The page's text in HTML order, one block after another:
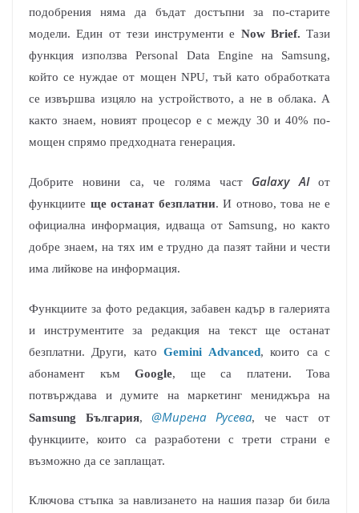
подобрения няма да бъдат достъпни за по-старите
модели. Един от тези инструменти е Now Brief. Тази
функция използва Personal Data Engine на Samsung,
който се нуждае от мощен NPU, тъй като обработката
се извършва изцяло на устройството, а не в облака. А
както знаем, новият процесор е с между 30 и 40% по-
мощен спрямо предходната генерация.
Добрите новини са, че голяма част Galaxy AIот
функциите ще останат безплатни. И отново, това не е
официална информация, идваща от Samsung, но както
добре знаем, на тях им е трудно да пазят тайни и чести
има лийкове на информация.
Функциите за фото редакция, забавен кадър в галерията
и инструментите за редакция на текст ще останат
безплатни. Други, катоGemini Advanced, които са с
абонамент към Google, ще са платени. Това
потвърждава и думите на маркетинг мениджъра на
Samsung България,@Мирена Русева, че част от
функциите, които са разработени с трети страни е
възможно да се заплащат.
Ключова стъпка за навлизането на нашия пазар би била